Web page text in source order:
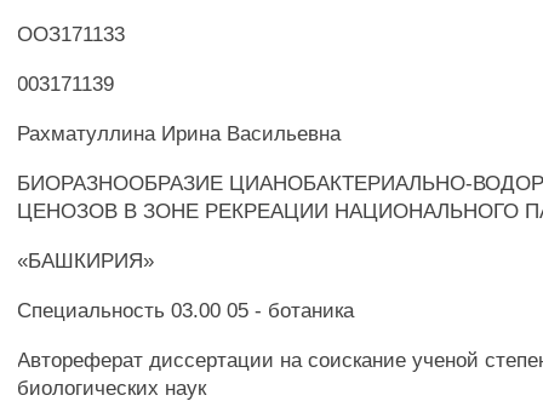
ООЗ171133
003171139
Рахматуллина Ирина Васильевна
БИОРАЗНООБРАЗИЕ ЦИАНОБАКТЕРИАЛЬНО-
ЦЕНОЗОВ В ЗОНЕ РЕКРЕАЦИИ НАЦИОНАЛЬНОГО
«БАШКИРИЯ»
Специальность 03.00 05 - ботаника
Автореферат диссертации на соискание ученой
биологических наук